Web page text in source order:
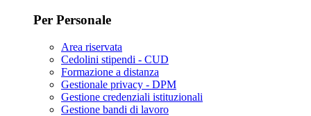
Per Personale
Area riservata
Cedolini stipendi - CUD
Formazione a distanza
Gestionale privacy - DPM
Gestione credenziali istituzionali
Gestione bandi di lavoro